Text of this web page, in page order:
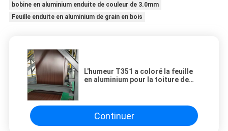
bobine en aluminium enduite de couleur de 3.0mm
Feuille enduite en aluminium de grain en bois
L'humeur T351 a coloré la feuille
en aluminium pour la toiture de
Continuer